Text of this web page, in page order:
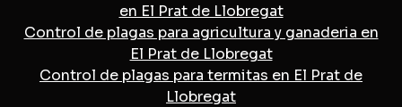
en El Prat de Llobregat
Control de plagas para agricultura y ganaderia en
El Prat de Llobregat
Control de plagas para termitas en El Prat de
Llobregat